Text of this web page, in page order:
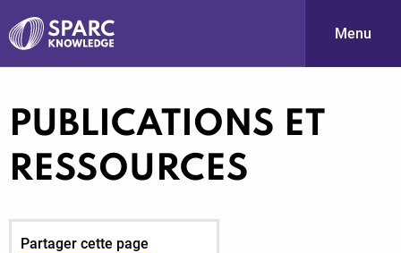
S
Menu
PUBLICATIONS ET
RESSOURCES
Partager cette page